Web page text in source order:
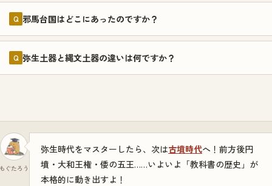
Q 邪馬台国はどこにあったのですか？
Q 弥生土器と縄文土器の違いは何ですか？
ぐたろう
弥生時代をマスターしたら、次は古墳時代へ！前方後円
墳・大和王権・倭の五王……いよいよ「教科書の歴史」が
本格的に動き出すよ！